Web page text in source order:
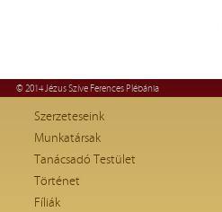
© 2014 Jézus Szíve Ferences Plébánia
Szerzeteseink
Munkatársak
Tanácsadó Testület
Történet
Fíliák